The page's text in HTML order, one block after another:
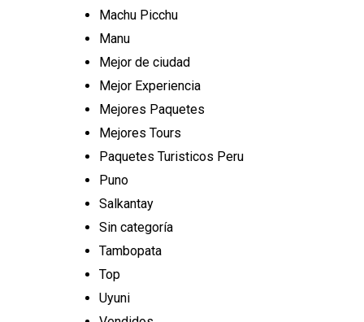
Machu Picchu
Manu
Mejor de ciudad
Mejor Experiencia
Mejores Paquetes
Mejores Tours
Paquetes Turisticos Peru
Puno
Salkantay
Sin categoría
Tambopata
Top
Uyuni